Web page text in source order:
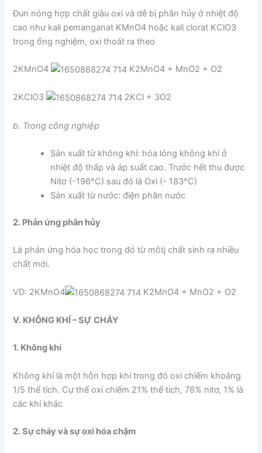
Đun nóng hợp chất giâu oxi và dễ bị phân hủy ở nhiệt độ
cao như kali pemanganat KMnO4 hoặc kali clorat KClO3
trong ống nghiệm, oxi thoát ra theo
2KMnO4 K2MnO4 + MnO2 + O2
2KClO3 2KCl + 3O2
b. Trong công nghiệp
Sản xuất từ không khí: hóa lỏng không khí ở
nhiệt độ thấp và áp suất cao. Trước hết thu được
Nitơ (-196°C) sau đó là Oxi (- 183°C)
Sản xuất từ nước: điện phân nước
2. Phản ứng phân hủy
Là phản ứng hóa học trong đó từ môtj chất sinh ra nhiều
chất mới.
VD: 2KMnO4 K2MnO4 + MnO2 + O2
V. KHÔNG KHÍ – SỰ CHÁY
1. Không khí
Không khí là một hỗn hợp khí trong đó oxi chiếm khoảng
1/5 thể tích. Cự thể oxi chiếm 21% thể tích, 78% nitơ, 1% là
các khí khác
2. Sự cháy và sự oxi hóa chậm